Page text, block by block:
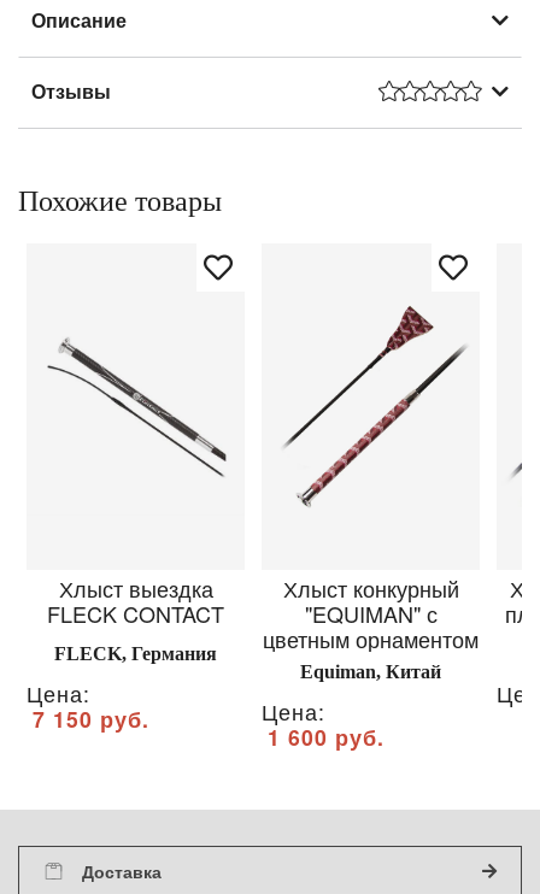
Описание
Отзывы
Похожие товары
Хлыст выездка
FLECK CONTACT
FLECK, Германия
Цена:
7 150 руб.
Хлыст конкурный
"EQUIMAN" с
цветным орнаментом
Equiman, Китай
Цена:
1 600 руб.
Доставка